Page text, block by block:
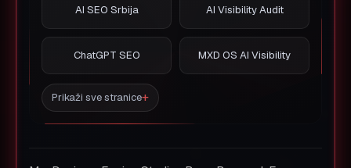
AI SEO Srbija AI Visibility Audit
ChatGPT SEO MXD OS AI Visibility
Prikaži sve stranice